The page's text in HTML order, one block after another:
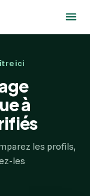
ici
à
les profils,
les